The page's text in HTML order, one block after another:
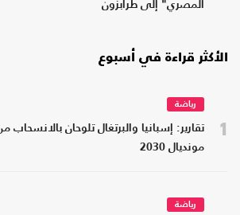
المصري" إلى طرابزون
الأكثر قراءة في أسبوع
1
رياضة
تقارير: إسبانيا والبرتغال تلوحان بالانسحاب
مونديال 2030
رياضة